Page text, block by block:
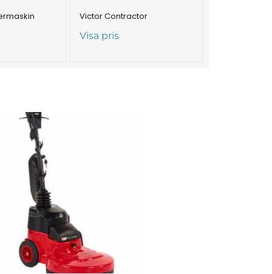
Victor Contractor
Visa pris